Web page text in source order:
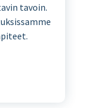
tavoin.